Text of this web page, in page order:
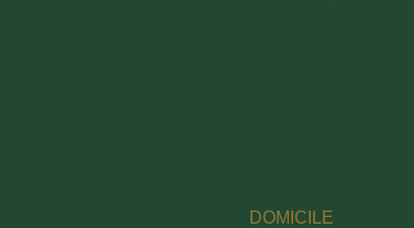
DOMICILE